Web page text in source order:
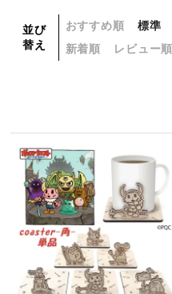
並び
替え
おすすめ順 標準
新着順
レビュー順